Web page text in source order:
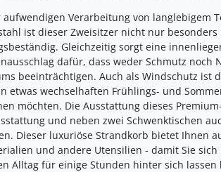
aufwendigen Verarbeitung von langlebigem
ist dieser Zweisitzer nicht nur
Gleichzeitig sorgt eine
dafür, dass weder Schmutz noch
beeinträchtigen. Auch als Windschutz ist
etwas wechselhaften Frühlings- und
möchten. Die Ausstattung dieses
und neben zwei Schwenktischen
Dieser luxuriöse Strandkorb bietet Ihnen
und andere Utensilien - damit Sie
Alltag für einige Stunden hinter sich lassen